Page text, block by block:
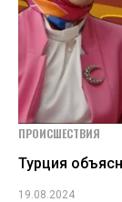
ПРОИСШЕСТВИЯ
Турция
19.08.2024